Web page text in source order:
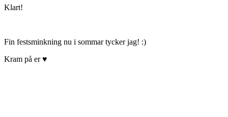
Klart!
Fin festsminkning nu i sommar tycker jag! :)
Kram på er ♥